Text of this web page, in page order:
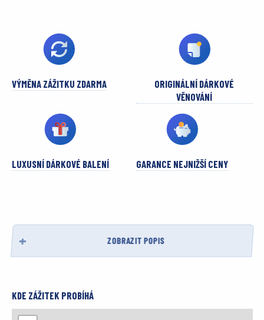
VÝMĚNA ZÁŽITKU ZDARMA
ORIGINÁLNÍ DÁRKOVÉ
VĚNOVÁNÍ
LUXUSNÍ DÁRKOVÉ BALENÍ GARANCE NEJNIŽŠÍ CENY
ZOBRAZIT POPIS
KDE ZÁŽITEK PROBÍHÁ